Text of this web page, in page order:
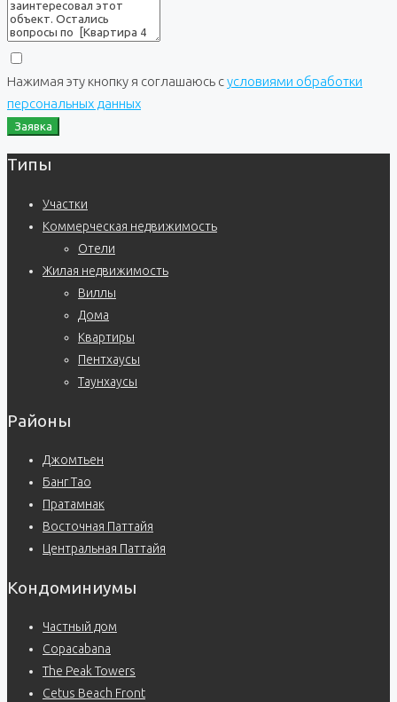
Нажимая эту кнопку я соглашаюсь сусловиями обработки
персональных данных
Заявка
Типы
Участки
Коммерческая недвижимость
Отели
Жилая недвижимость
Виллы
Дома
Квартиры
Пентхаусы
Таунхаусы
Районы
Джомтьен
Банг Тао
Пратамнак
Восточная Паттайя
Центральная Паттайя
Кондоминиумы
Частный дом
Copacabana
The Peak Towers
Cetus Beach Front